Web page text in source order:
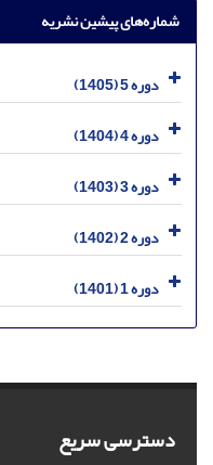
شماره‌های پیشین نشریه
دوره 5 (1405)
دوره 4 (1404)
دوره 3 (1403)
دوره 2 (1402)
دوره 1 (1401)
دسترسی سریع